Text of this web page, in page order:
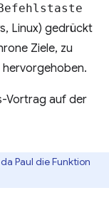
Linux) gedrückt
Ziele, zu
Vortrag auf der
Paul die Funktion